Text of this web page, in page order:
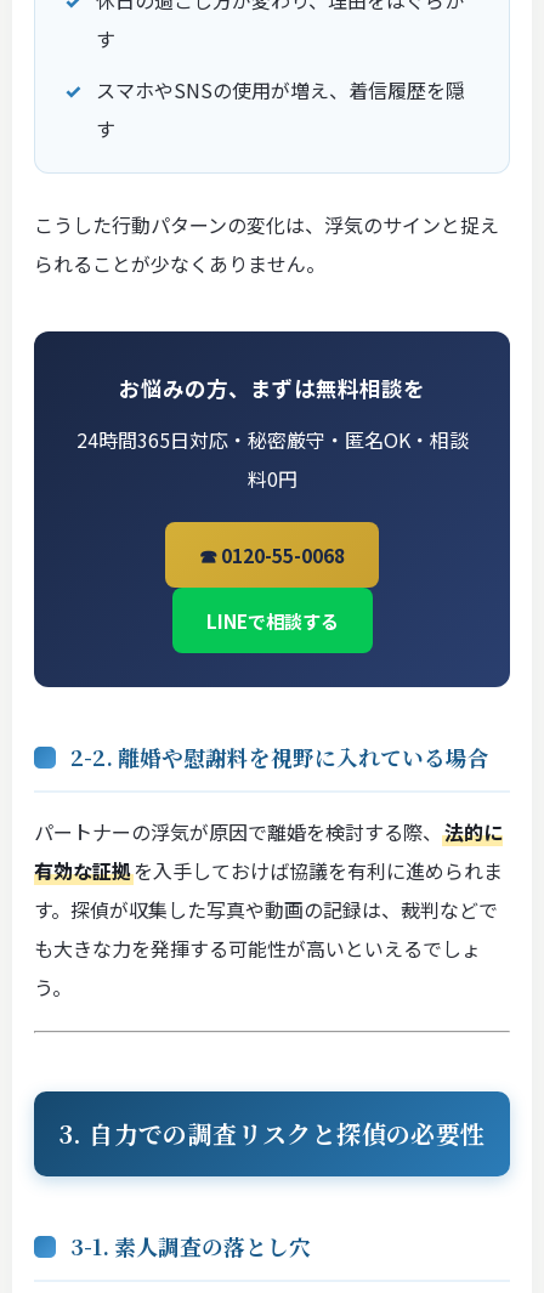
す
スマホやSNSの使用が増え、着信履歴を隠
す
こうした行動パターンの変化は、浮気のサインと捉え
られることが少なくありません。
お悩みの方、まずは無料相談を
24時間365日対応・秘密厳守・匿名OK・相談
料0円
☎ 0120-55-0068
LINEで相談する
2-2. 離婚や慰謝料を視野に入れている場合
パートナーの浮気が原因で離婚を検討する際、 法的に
有効な証拠を入手しておけば協議を有利に進められま
す。探偵が収集した写真や動画の記録は、裁判などで
も大きな力を発揮する可能性が高いといえるでしょ
う。
3. 自力での調査リスクと探偵の必要性
3-1. 素人調査の落とし穴